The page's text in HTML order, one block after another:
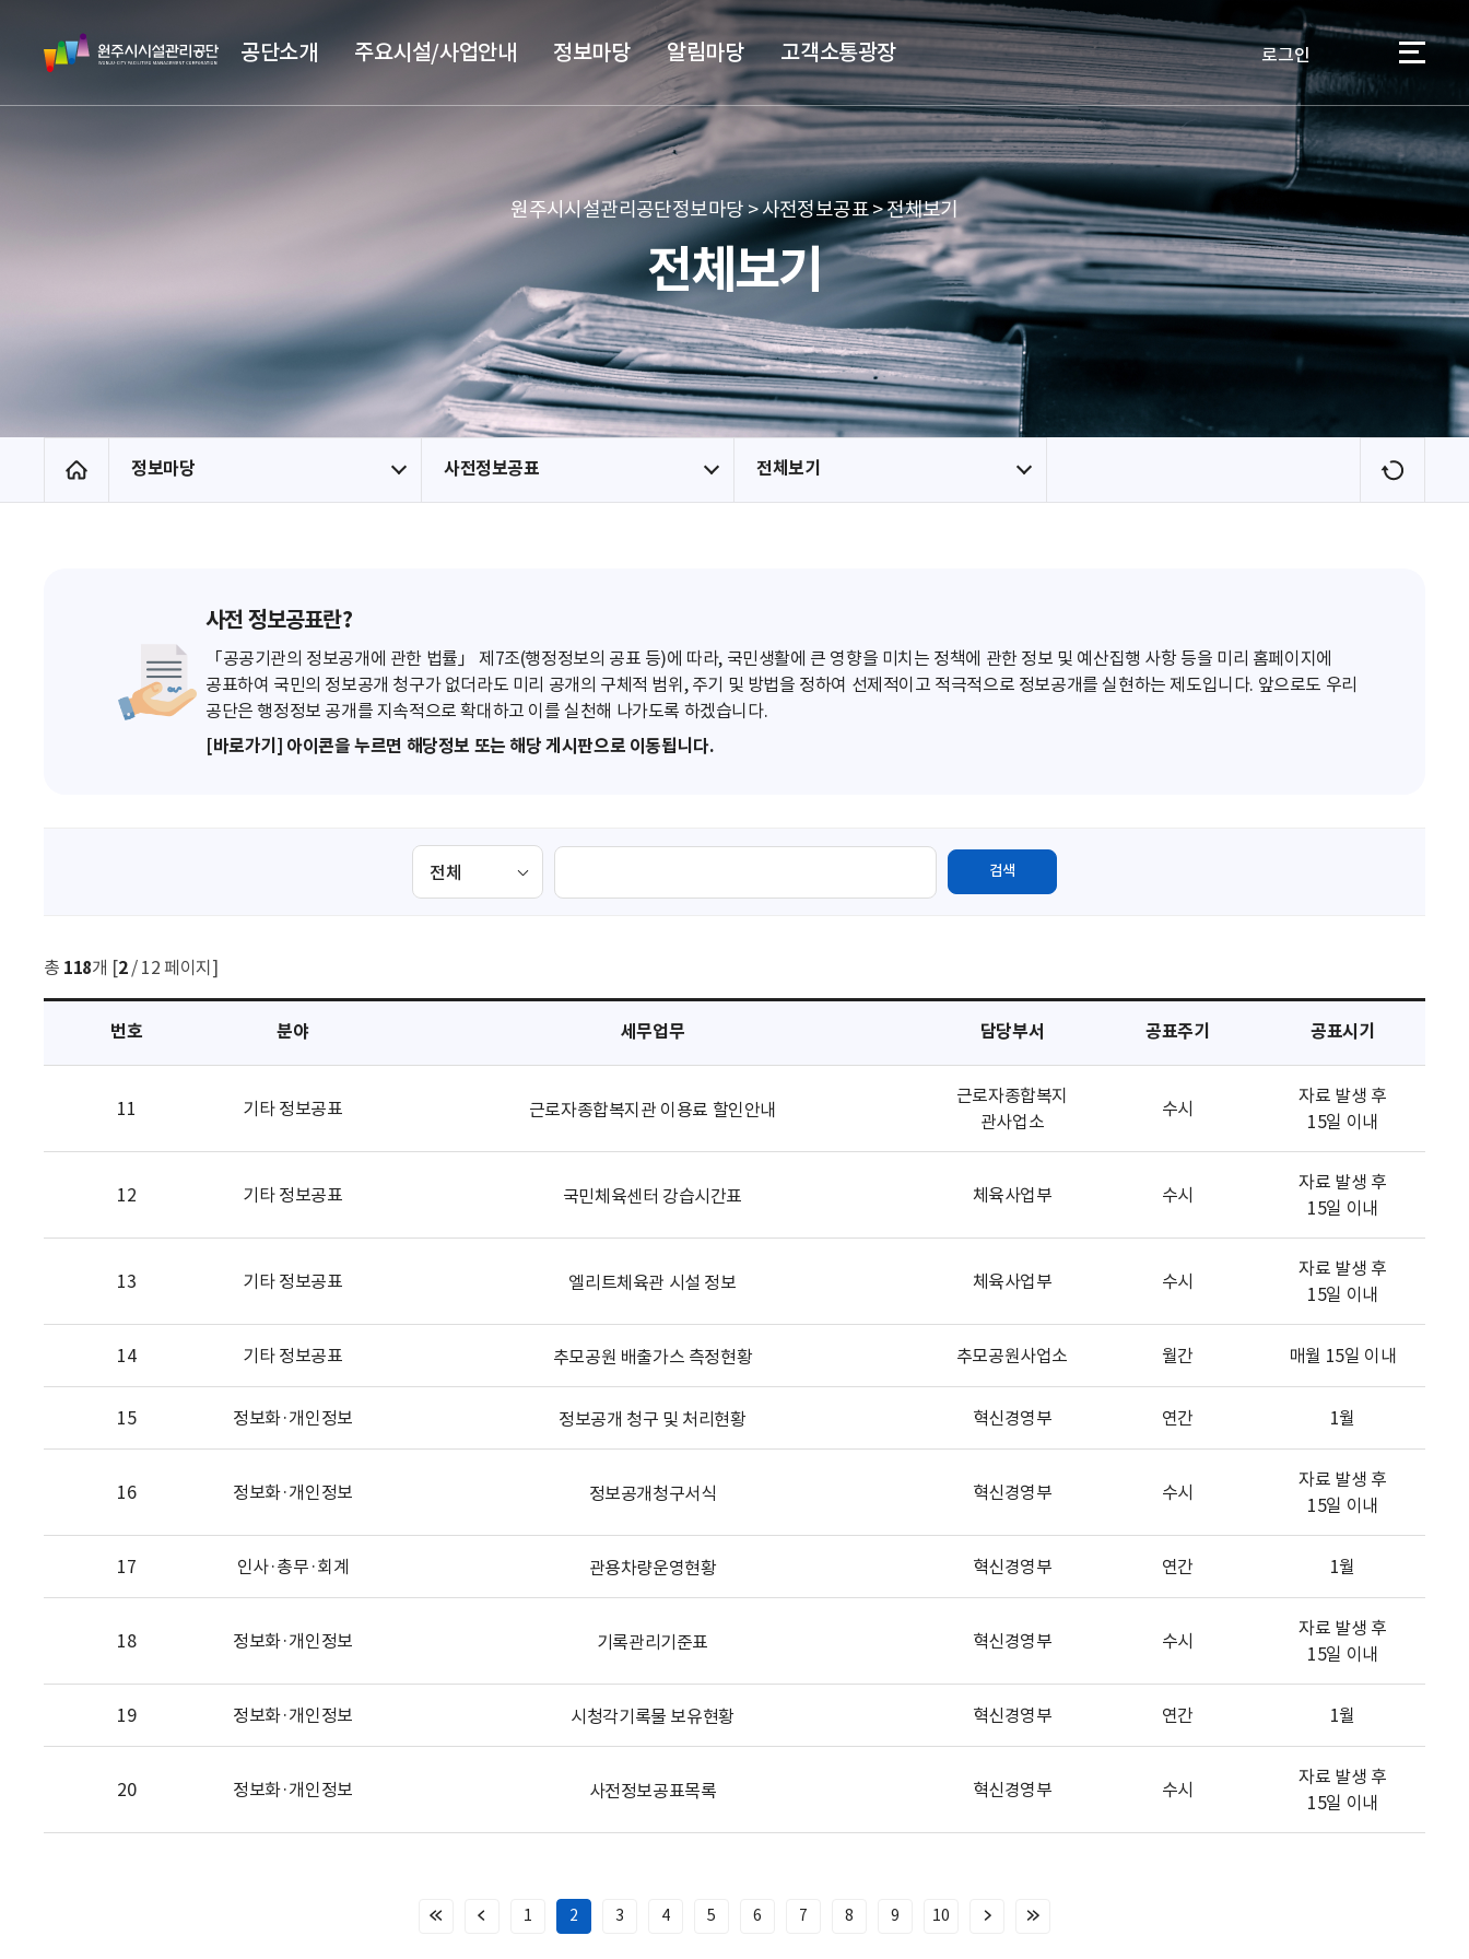
본문 바로가기
메뉴 바로가기
원
주
시
관
단
공단소개 주요시설/사업안내 정보마당 알림마당 고객소통광장 로그인 이용자
원주시시설관리공단정보마당 > 사전정보공표 > 전체보기
전체보기
홈 정보마당 사전정보공표 전체보기
새
로
사전 정보공표란?
「공공기관의 정보공개에 관한 법률」 제7조(행정정보의 공표 등)에 따라, 국민생활에 큰 영향을 미치는 정책에 관한 정보 및 예산집행 사항 등을 미리 홈페이지에
공표하여 국민의 정보공개 청구가 없더라도 미리 공개의 구체적 범위, 주기 및 방법을 정하여 선제적이고 적극적으로 정보공개를 실현하는 제도입니다. 앞으로도 우리
공단은 행정정보 공개를 지속적으로 확대하고 이를 실천해 나가도록 하겠습니다.
[바로가기] 아이콘을 누르면 해당정보 또는 해당 게시판으로 이동됩니다.
검
검색
총 118개 [2/ 12 페이지]
번호 분야 세무업무 담당부서 공표주기 공표시기
11 기타 정보공표 근로자종합복지관 이용료 할인안내
근로자종합복지
관사업소
수시
자료 발생 후
15일 이내
12 기타 정보공표 국민체육센터 강습시간표 체육사업부 수시
자료 발생 후
15일 이내
13 기타 정보공표 엘리트체육관 시설 정보 체육사업부 수시
자료 발생 후
15일 이내
14 기타 정보공표 추모공원 배출가스 측정현황 추모공원사업소 월간 매월 15일 이내
15 정보화·개인정보 정보공개 청구 및 처리현황 혁신경영부 연간 1월
16 정보화·개인정보 정보공개청구서식 혁신경영부 수시
자료 발생 후
15일 이내
17 인사·총무·회계 관용차량운영현황 혁신경영부 연간 1월
18 정보화·개인정보 기록관리기준표 혁신경영부 수시
자료 발생 후
15일 이내
19 정보화·개인정보 시청각기록물 보유현황 혁신경영부 연간 1월
20 정보화·개인정보 사전정보공표목록 혁신경영부 수시
자료 발생 후
15일 이내
처
이
1 2 3 4 5 6 7 8 9 10
다
마